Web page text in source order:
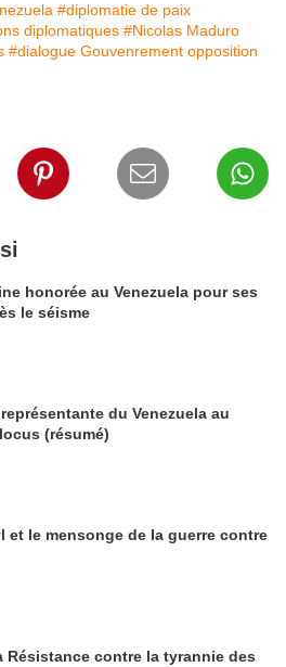
#diplomatie de paix
diplomatiques #Nicolas Maduro
#dialogue Gouvenrement opposition
honorée au Venezuela pour ses
le séisme
du Venezuela au
(résumé)
et le mensonge de la guerre contre
Résistance contre la tyrannie des